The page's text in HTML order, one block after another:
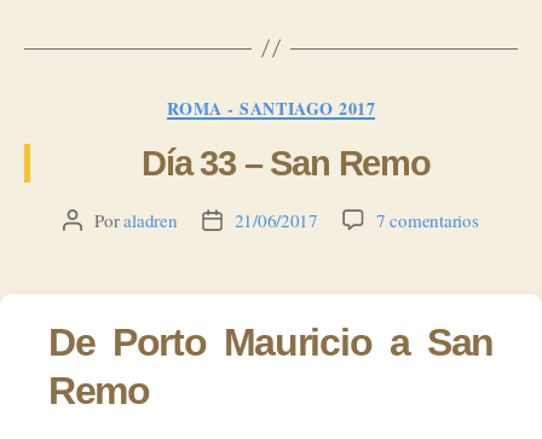
Categorías
ROMA - SANTIAGO 2017
Día 33 – San Remo
Autor
entrada
Poraladren
Fecha
entrada
21/06/2017 7 comentariosen
–
Remo
De Porto Mauricio a San
Remo